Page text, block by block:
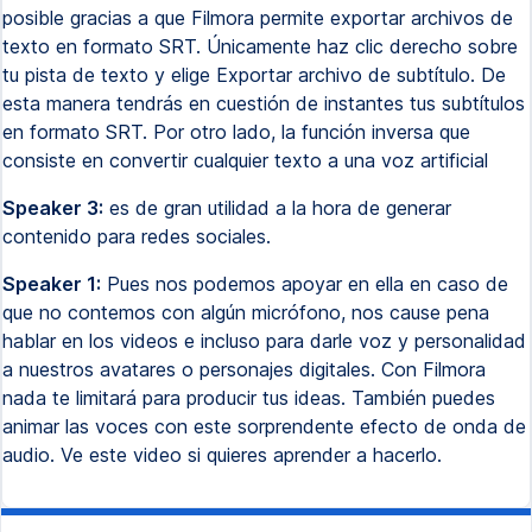
posible gracias a que Filmora permite exportar archivos de
texto en formato SRT. Únicamente haz clic derecho sobre
tu pista de texto y elige Exportar archivo de subtítulo. De
esta manera tendrás en cuestión de instantes tus subtítulos
en formato SRT. Por otro lado, la función inversa que
consiste en convertir cualquier texto a una voz artificial
Speaker 3: es de gran utilidad a la hora de generar
contenido para redes sociales.
Speaker 1: Pues nos podemos apoyar en ella en caso de
que no contemos con algún micrófono, nos cause pena
hablar en los videos e incluso para darle voz y personalidad
a nuestros avatares o personajes digitales. Con Filmora
nada te limitará para producir tus ideas. También puedes
animar las voces con este sorprendente efecto de onda de
audio. Ve este video si quieres aprender a hacerlo.